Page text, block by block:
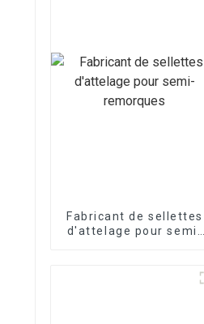
Fabricant de sellettes
d'attelage pour semi-